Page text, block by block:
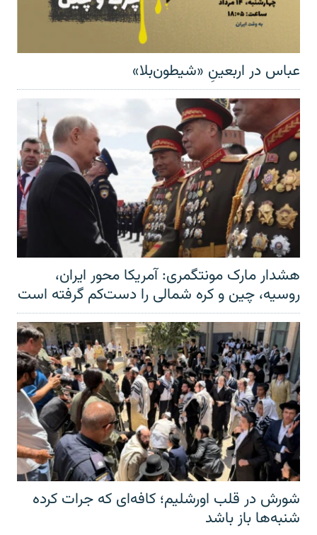
عباس در اربعینِ «شیطون‌بلا»
هشدار مارک مونتگمری: آمریکا محور ایران،
روسیه، چین و کره شمالی را دست‌کم گرفته است
شورش در قلب اورشلیم؛ کافه‌ای که جرات کرده
شنبه‌ها باز باشد